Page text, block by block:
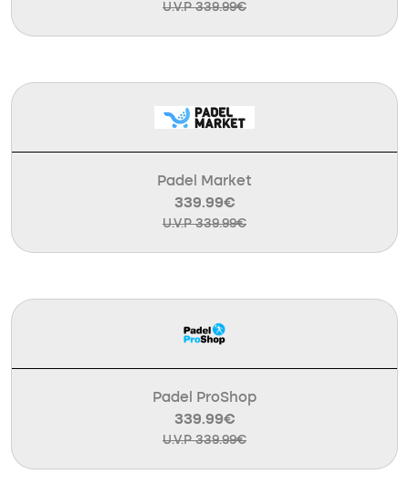
U.V.P 339.99€
Padel Market
339.99€
U.V.P 339.99€
Padel ProShop
339.99€
U.V.P 339.99€